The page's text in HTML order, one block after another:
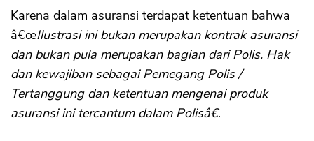
Karena dalam asuransi terdapat ketentuan bahwa
â€œIlustrasi ini bukan merupakan kontrak asuransi
dan bukan pula merupakan bagian dari Polis. Hak
dan kewajiban sebagai Pemegang Polis /
Tertanggung dan ketentuan mengenai produk
asuransi ini tercantum dalam Polisâ€.